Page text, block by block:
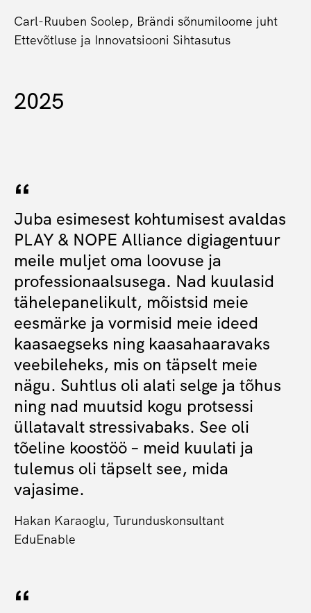
Carl-Ruuben Soolep, Brändi sõnumiloome juht
Ettevõtluse ja Innovatsiooni Sihtasutus
2025
Juba esimesest kohtumisest avaldas
PLAY & NOPE Alliance digiagentuur
meile muljet oma loovuse ja
professionaalsusega. Nad kuulasid
tähelepanelikult, mõistsid meie
eesmärke ja vormisid meie ideed
kaasaegseks ning kaasahaaravaks
veebileheks, mis on täpselt meie
nägu. Suhtlus oli alati selge ja tõhus
ning nad muutsid kogu protsessi
üllatavalt stressivabaks. See oli
tõeline koostöö – meid kuulati ja
tulemus oli täpselt see, mida
vajasime.
Hakan Karaoglu, Turunduskonsultant
EduEnable